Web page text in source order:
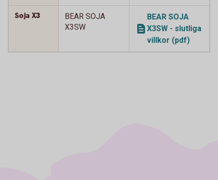
Soja X3
BEAR SOJA
X3SW
BEAR SOJA
X3SW - slutliga
villkor (pdf)